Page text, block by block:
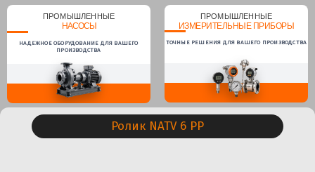
ПРОМЫШЛЕННЫЕ
НАСОСЫ
НАДЕЖНОЕ ОБОРУДОВАНИЕ ДЛЯ ВАШЕГО
ПРОИЗВОДСТВА
ПРОМЫШЛЕННЫЕ
ИЗМЕРИТЕЛЬНЫЕ ПРИБОРЫ
ТОЧНЫЕ РЕШЕНИЯ ДЛЯ ВАШЕГО ПРОИЗВОДСТВА
Ролик NATV 6 PP